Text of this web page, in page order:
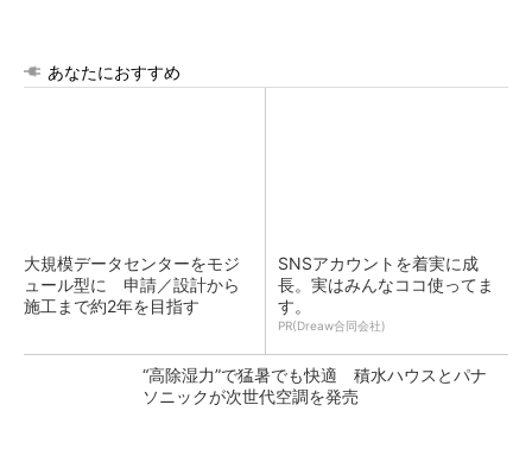
あなたにおすすめ
大規模データセンターをモジ
ュール型に 申請／設計から
施工まで約2年を目指す
SNSアカウントを着実に成
長。実はみんなココ使ってま
す。
PR(Dreaw合同会社)
“高除湿力”で猛暑でも快適 積水ハウスとパナ
ソニックが次世代空調を発売